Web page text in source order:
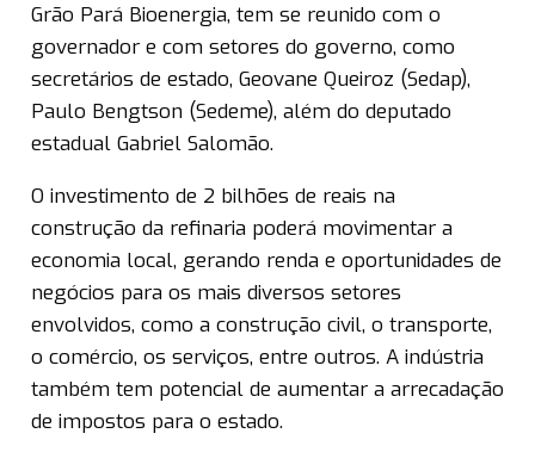
Grão Pará Bioenergia, tem se reunido com o
governador e com setores do governo, como
secretários de estado, Geovane Queiroz (Sedap),
Paulo Bengtson (Sedeme), além do deputado
estadual Gabriel Salomão.
O investimento de 2 bilhões de reais na
construção da refinaria poderá movimentar a
economia local, gerando renda e oportunidades de
negócios para os mais diversos setores
envolvidos, como a construção civil, o transporte,
o comércio, os serviços, entre outros. A indústria
também tem potencial de aumentar a arrecadação
de impostos para o estado.